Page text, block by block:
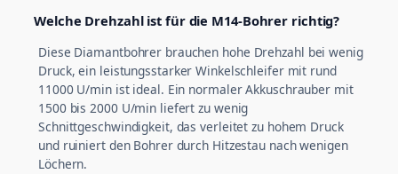
Welche Drehzahl ist für die M14-Bohrer richtig?
Diese Diamantbohrer brauchen hohe Drehzahl bei wenig
Druck, ein leistungsstarker Winkelschleifer mit rund
11000 U/min ist ideal. Ein normaler Akkuschrauber mit
1500 bis 2000 U/min liefert zu wenig
Schnittgeschwindigkeit, das verleitet zu hohem Druck
und ruiniert den Bohrer durch Hitzestau nach wenigen
Löchern.